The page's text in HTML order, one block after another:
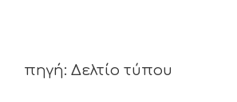
πηγή: Δελτίο τύπου